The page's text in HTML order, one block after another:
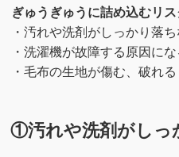
ぎゅうぎゅうに詰め込むリス
・汚れや洗剤がしっかり落
・洗濯機が故障する原因にな
・毛布の生地が傷む、破れる
①汚れや洗剤がしっ